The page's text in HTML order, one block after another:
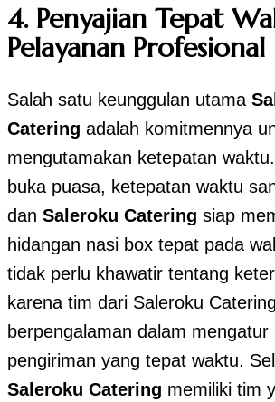
4. Penyajian Tepat
Pelayanan Profesional
Salah satu keunggulan utama
Catering adalah komitmennya
mengutamakan ketepatan
buka puasa, ketepatan waktu
dan Saleroku Catering siap
hidangan nasi box tepat pada
tidak perlu khawatir tentang
karena tim dari Saleroku Catering
berpengalaman dalam mengatur
pengiriman yang tepat waktu.
Saleroku Catering memiliki tim